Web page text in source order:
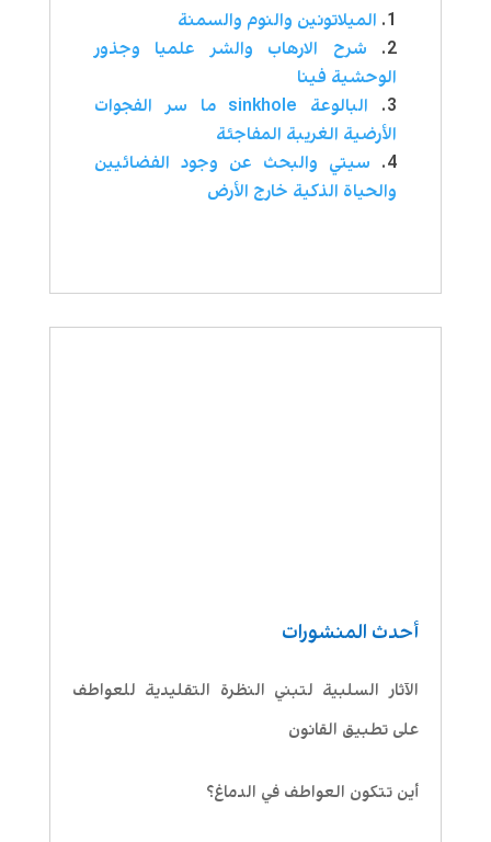
أحدث المنشورات
الآثار السلبية لتبني النظرة التقليدية للعواطف
على تطبيق القانون
أين تتكون العواطف في الدماغ؟
الميلاتونين والنوم والسمنة
شرح الارهاب والشر علميا وجذور
الوحشية فينا
البالوعة sinkhole ما سر الفجوات
الأرضية الغريبة المفاجئة
سيتي والبحث عن وجود الفضائيين
والحياة الذكية خارج الأرض